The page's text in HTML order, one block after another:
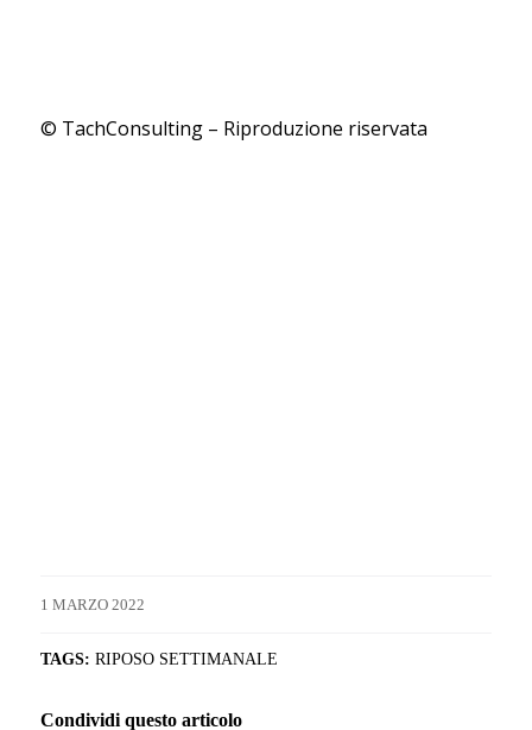
© TachConsulting – Riproduzione riservata
1 MARZO 2022
TAGS: RIPOSO SETTIMANALE
Condividi questo articolo